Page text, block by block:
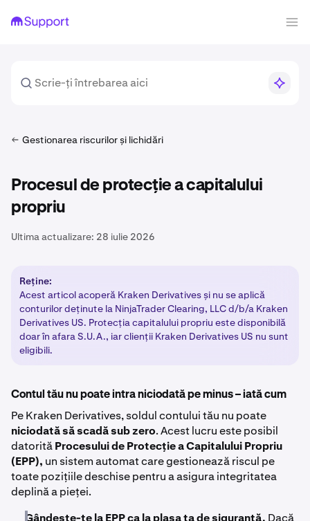
Gestionarea riscurilor și lichidări
Procesul de protecție a capitalului
propriu
Ultima actualizare: 28 iulie 2026
Reține:
Acest articol acoperă Kraken Derivatives și nu se aplică
conturilor deținute la NinjaTrader Clearing, LLC d/b/a Kraken
Derivatives US. Protecția capitalului propriu este disponibilă
doar în afara S.U.A., iar clienții Kraken Derivatives US nu sunt
eligibili.
Contul tău nu poate intra niciodată pe minus – iată cum
Pe Kraken Derivatives, soldul contului tău nu poate
niciodată să scadă sub zero. Acest lucru este posibil
datorităProcesului de Protecție a Capitalului Propriu
(EPP), un sistem automat care gestionează riscul pe
toate pozițiile deschise pentru a asigura integritatea
deplină a pieței.
Gândește-te la EPP ca la plasa ta de siguranță. Dacă